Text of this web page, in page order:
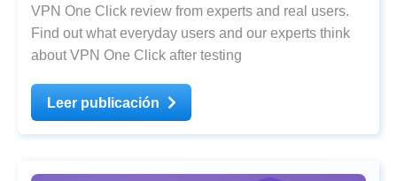
VPN One Click review from experts and real users.
Find out what everyday users and our experts think
about VPN One Click after testing
Leer publicación